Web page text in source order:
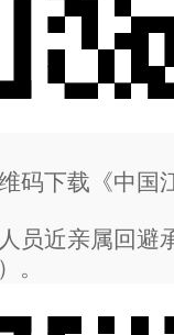
码下载《中国
员近亲属回避
。